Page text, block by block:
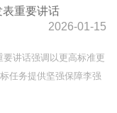
重要讲话
2026-01-15
讲话强调以更高标准更
任务提供坚强保障李强